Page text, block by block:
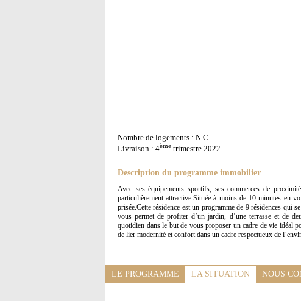
Nombre de logements : N.C.
Livraison : 4ème trimestre 2022
Description du programme immobilier
Avec ses équipements sportifs, ses commerces de
particulièrement attractive.Située à moins de 10 minutes en
prisée.Cette résidence est un programme de 9 résidences qui
vous permet de profiter d’un jardin, d’une terrasse et de
quotidien dans le but de vous proposer un cadre de vie idéal
de lier modernité et confort dans un cadre respectueux de
LE PROGRAMME LA SITUATION NOUS